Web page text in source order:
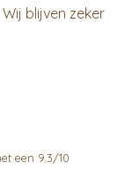
blijven zeker
een 9.3/10